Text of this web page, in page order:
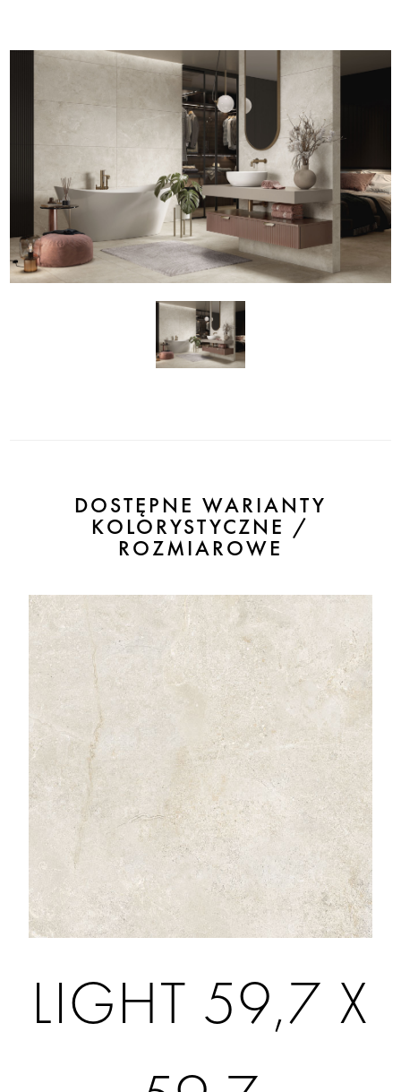
DOSTĘPNE WARIANTY
KOLORYSTYCZNE /
ROZMIAROWE
LIGHT 59,7 X